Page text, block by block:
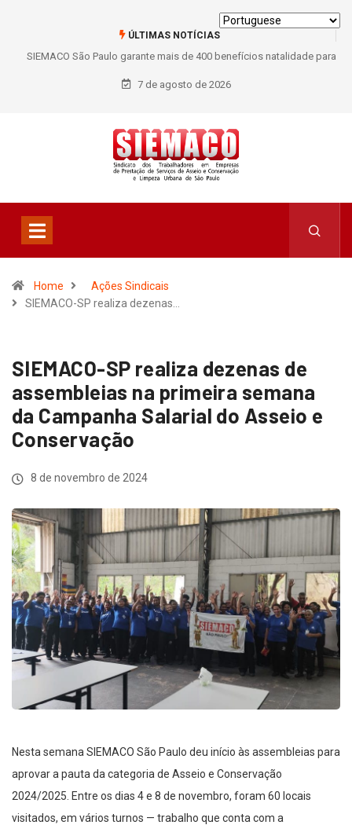
ÚLTIMAS NOTÍCIAS
SIEMACO São Paulo garante mais de 400 benefícios natalidade para
trabalhadores do Asseio em 2026
7 de agosto de 2026
Home
Ações Sindicais
SIEMACO-SP realiza dezenas…
SIEMACO-SP realiza dezenas de
assembleias na primeira semana
da Campanha Salarial do Asseio e
Conservação
8 de novembro de 2024
Nesta semana SIEMACO São Paulo deu início às assembleias para
aprovar a pauta da categoria de Asseio e Conservação
2024/2025. Entre os dias 4 e 8 de novembro, foram 60 locais
visitados, em vários turnos — trabalho que conta com a